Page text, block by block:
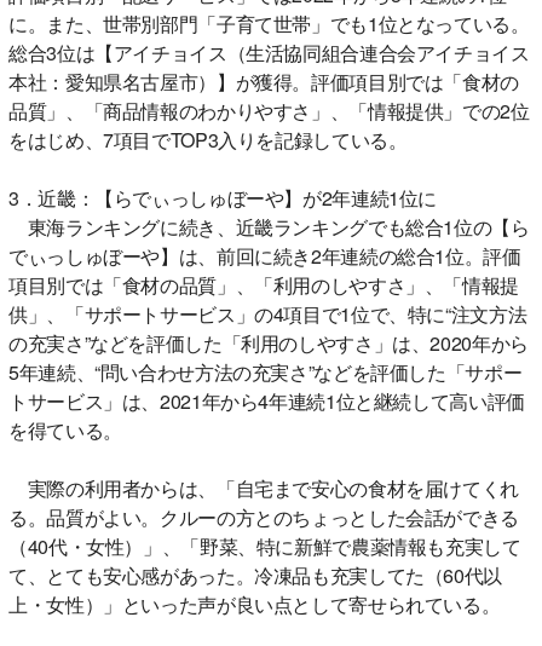
に。また、世帯別部門「子育て世帯」でも1位となっている。
総合3位は【アイチョイス（生活協同組合連合会アイチョイス
本社：愛知県名古屋市）】が獲得。評価項目別では「食材の
品質」、「商品情報のわかりやすさ」、「情報提供」での2位
をはじめ、7項目でTOP3入りを記録している。
3．近畿：【らでぃっしゅぼーや】が2年連続1位に
東海ランキングに続き、近畿ランキングでも総合1位の【ら
でぃっしゅぼーや】は、前回に続き2年連続の総合1位。評価
項目別では「食材の品質」、「利用のしやすさ」、「情報提
供」、「サポートサービス」の4項目で1位で、特に“注文方法
の充実さ”などを評価した「利用のしやすさ」は、2020年から
5年連続、“問い合わせ方法の充実さ”などを評価した「サポー
トサービス」は、2021年から4年連続1位と継続して高い評価
を得ている。
実際の利用者からは、「自宅まで安心の食材を届けてくれ
る。品質がよい。クルーの方とのちょっとした会話ができる
（40代・女性）」、「野菜、特に新鮮で農薬情報も充実して
て、とても安心感があった。冷凍品も充実してた（60代以
上・女性）」といった声が良い点として寄せられている。